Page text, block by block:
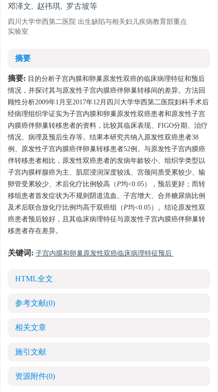
邓泽文, 赵祎琪, 罗古坡等
四川大学华西第二医院 出生缺陷与相关妇儿疾病教育部重点
实验室
摘要
摘要: 目的分析子宫内膜和卵巢原发性双癌的临床病理特征和预后
情况，并探讨其与原发性子宫内膜癌伴卵巢转移间的差异。方法回
顾性分析2009年1月至2017年12月四川大学华西第二医院妇科手术后
经病理组织学证实为子宫内膜和卵巢原发性双癌患者和原发性子宫
内膜癌伴卵巢转移患者的资料，比较其临床表现、FIGO分期、治疗
情况、病理及预后生存等。结果本研究共纳入原发性双癌患者38
例、原发性子宫内膜癌伴卵巢转移患者52例。与原发性子宫内膜癌
伴转移患者相比，原发性双癌患者的发病年龄较小、组织学类型以
子宫内膜样腺癌为主、肌层浸润深度较浅、宫颈间质受累较少、输
卵管受累较少、术后化疗比例较高（P均<0.05），预后更好；而转
移组患者首发症状为不规则阴道流血、子宫增大、合并糖尿病比例
及术后联合放化疗比例均高于双癌组（P均<0.05）。结论原发性双
癌患者预后较好，且其临床病理特征与原发性子宫内膜癌伴卵巢转
移患者存在差异。
关键词: 子宫内膜和卵巢原发性双癌临床病理特征预后
HTML全文
参考文献(0)
相关文章
施引文献
资源附件(0)